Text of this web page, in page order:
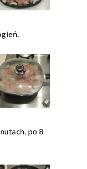
po 8